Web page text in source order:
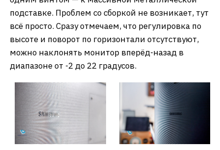
подставке. Проблем со сборкой не возникает, тут
всё просто. Сразу отмечаем, что регулировка по
высоте и поворот по горизонтали отсутствуют,
можно наклонять монитор вперёд-назад в
диапазоне от -2 до 22 градусов.